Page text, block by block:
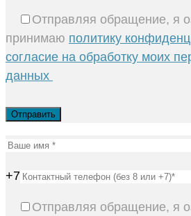
Отправляя обращение, я
принимаю политику
согласие на обработку моих
данных
+7
Отправляя обращение, я